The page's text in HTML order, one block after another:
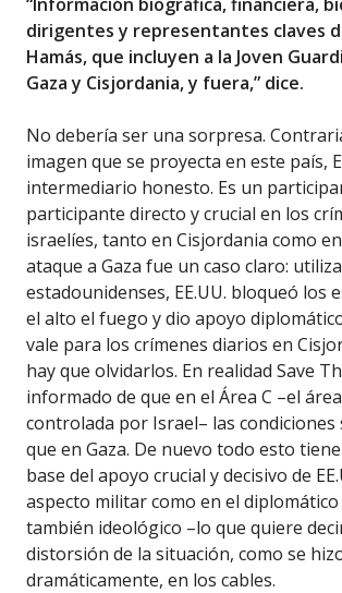
dirigentes y representantes claves
Hamás, que incluyen a la Joven
Gaza y Cisjordania, y fuera,” dice.
No debería ser una sorpresa.
imagen que se proyecta en este país,
intermediario honesto. Es un
participante directo y crucial en los
israelíes, tanto en Cisjordania como en
ataque a Gaza fue un caso claro:
estadounidenses, EE.UU. bloqueó los
el alto el fuego y dio apoyo
vale para los crímenes diarios en
hay que olvidarlos. En realidad Save
informado de que en el Área C –el
controlada por Israel– las condiciones
que en Gaza. De nuevo todo esto
base del apoyo crucial y decisivo de
aspecto militar como en el diplomático
también ideológico –lo que quiere
distorsión de la situación, como se
dramáticamente, en los cables.